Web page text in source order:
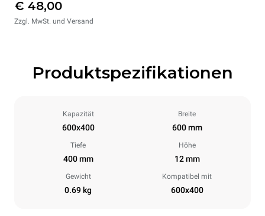
€ 48,00
Zzgl. MwSt. und Versand
Produktspezifikationen
Kapazität
600x400
Breite
600 mm
Tiefe
400 mm
Höhe
12 mm
Gewicht
0.69 kg
Kompatibel mit
600x400